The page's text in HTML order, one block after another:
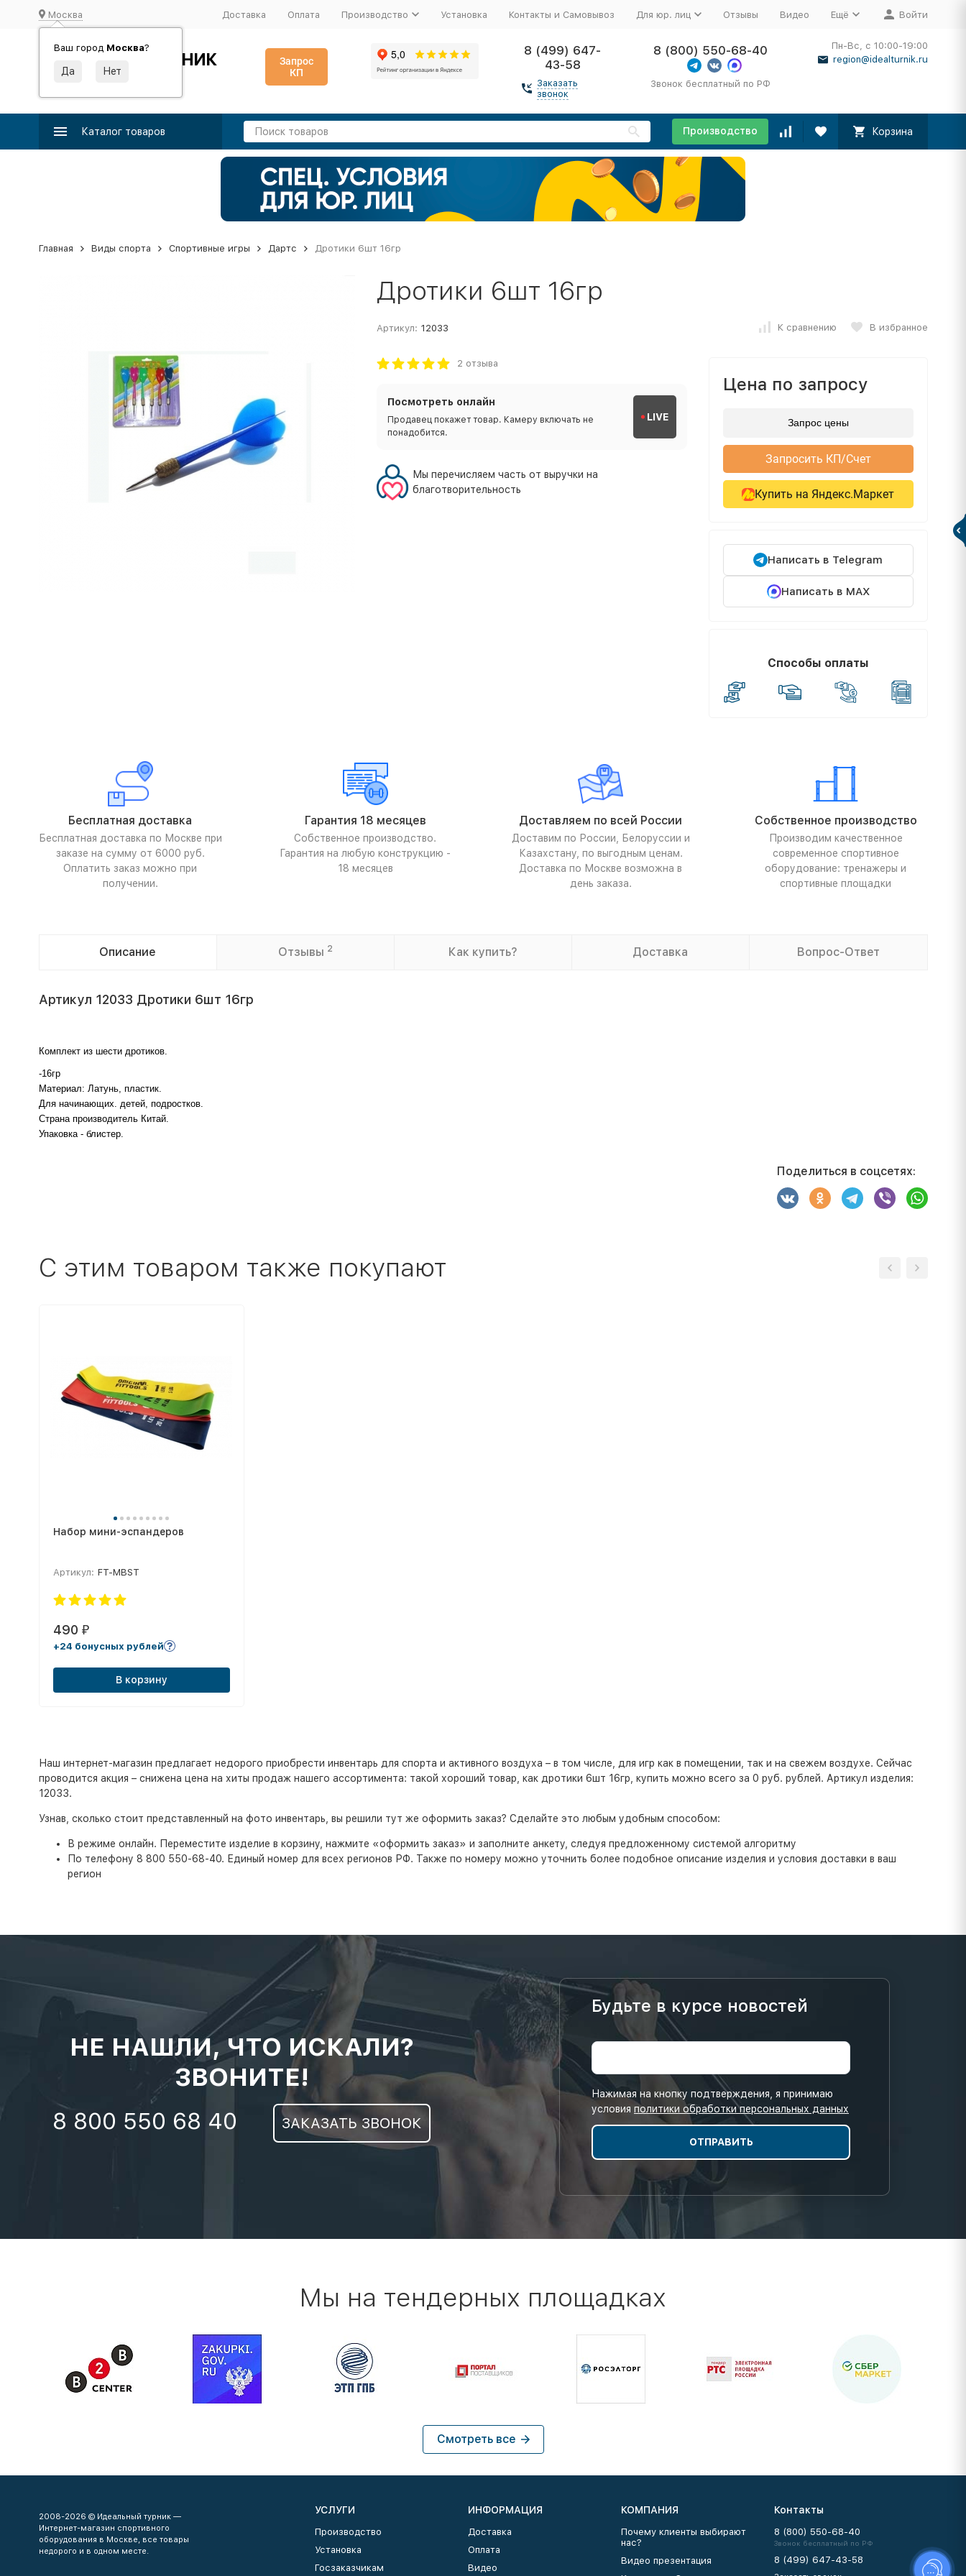
Москва
Ваш город Москва?
Доставка Оплата Производство Установка Контакты и Самовывоз Для юр. лиц Отзывы Видео Ещё Войти
ИДЕАЛЬНЫЙ ТУРНИК
Производство и поставка спортивного оборудования
Запрос
КП
8 (499) 647-
43-58
Заказать
звонок
8 (800) 550-68-40
Звонок бесплатный по РФ
Пн-Вс, с 10:00-19:00
region@idealturnik.ru
Каталог товаров Производство Корзина
Главная Виды спорта Спортивные игры Дартс Дротики 6шт 16гр
Дротики 6шт 16гр
Артикул: 12033 К сравнению В избранное
2 отзыва
Посмотреть онлайн
Продавец покажет товар. Камеру включать не
понадобится.
LIVE
Мы перечисляем часть от выручки на
благотворительность
Цена по запросу
Запрос цены
Запросить КП/Счет
Купить на Яндекс.Маркет
Написать в Telegram
Написать в MAX
Способы оплаты
Бесплатная доставка
Бесплатная доставка по Москве при
заказе на сумму от 6000 руб.
Оплатить заказ можно при
получении.
Гарантия 18 месяцев
Собственное производство.
Гарантия на любую конструкцию -
18 месяцев
Доставляем по всей России
Доставим по России, Белоруссии и
Казахстану, по выгодным ценам.
Доставка по Москве возможна в
день заказа.
Собственное производство
Производим качественное
современное спортивное
оборудование: тренажеры и
спортивные площадки
Описание Отзывы 2 Как купить? Доставка Вопрос-Ответ
Артикул 12033 Дротики 6шт 16гр
Комплект из шести дротиков.
-16гр
Материал: Латунь, пластик.
Для начинающих. детей, подростков.
Страна производитель Китай.
Упаковка - блистер.
Поделиться в соцсетях:
C этим товаром также покупают
Набор мини-эспандеров
Артикул: FT-MBST
490 ₽
+24 бонусных рублей
В корзину
Наш интернет-магазин предлагает недорого приобрести инвентарь для спорта и активного воздуха – в том числе, для игр как в помещении, так и на свежем воздухе. Сейчас
проводится акция – снижена цена на хиты продаж нашего ассортимента: такой хороший товар, как дротики 6шт 16гр, купить можно всего за 0 руб. рублей. Артикул изделия:
12033.
Узнав, сколько стоит представленный на фото инвентарь, вы решили тут же оформить заказ? Сделайте это любым удобным способом:
В режиме онлайн. Переместите изделие в корзину, нажмите «оформить заказ» и заполните анкету, следуя предложенному системой алгоритму
По телефону 8 800 550-68-40. Единый номер для всех регионов РФ. Также по номеру можно уточнить более подобное описание изделия и условия доставки в ваш
регион
НЕ НАШЛИ, ЧТО ИСКАЛИ?
ЗВОНИТЕ!
8 800 550 68 40 ЗАКАЗАТЬ ЗВОНОК
Будьте в курсе новостей
Нажимая на кнопку подтверждения, я принимаю
условия политики обработки персональных данных
Мы на тендерных площадках
Смотреть все
2008-2026 © Идеальный турник —
Интернет-магазин спортивного
оборудования в Москве, все товары
недорого и в одном месте.
УСЛУГИ
Производство
Установка
Госзаказчикам
ИНФОРМАЦИЯ
Доставка
Оплата
Видео
КОМПАНИЯ
Почему клиенты выбирают
нас?
Видео презентация
Контакты
8 (800) 550-68-40
Звонок бесплатный по РФ
8 (499) 647-43-58